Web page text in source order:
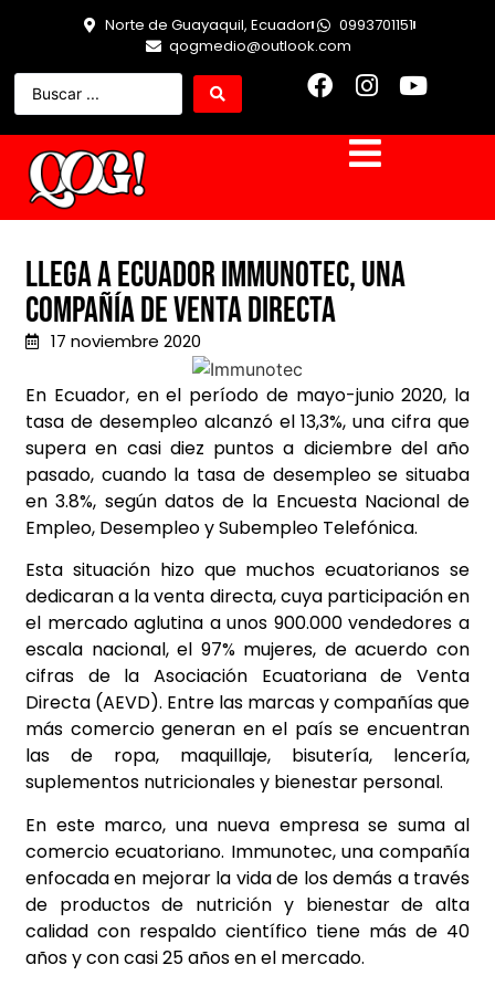
Norte de Guayaquil, Ecuador
0993701151
qogmedio@outlook.com
Llega a Ecuador Immunotec, una
compañía de venta directa
17 noviembre 2020
En Ecuador, en el período de mayo-junio 2020, la
tasa de desempleo alcanzó el 13,3%, una cifra que
supera en casi diez puntos a diciembre del año
pasado, cuando la tasa de desempleo se situaba
en 3.8%, según datos de la Encuesta Nacional de
Empleo, Desempleo y Subempleo Telefónica.
Esta situación hizo que muchos ecuatorianos se
dedicaran a la venta directa, cuya participación en
el mercado aglutina a unos 900.000 vendedores a
escala nacional, el 97% mujeres, de acuerdo con
cifras de la Asociación Ecuatoriana de Venta
Directa (AEVD). Entre las marcas y compañías que
más comercio generan en el país se encuentran
las de ropa, maquillaje, bisutería, lencería,
suplementos nutricionales y bienestar personal.
En este marco, una nueva empresa se suma al
comercio ecuatoriano. Immunotec, una compañía
enfocada en mejorar la vida de los demás a través
de productos de nutrición y bienestar de alta
calidad con respaldo científico tiene más de 40
años y con casi 25 años en el mercado.